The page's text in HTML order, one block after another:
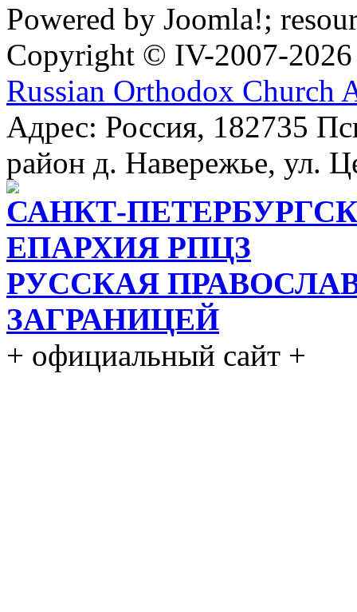
Powered by Joomla!;
Copyright © IV-2007-2026
Russian Orthodox Church
Адрес: Россия, 182735
район д. Навережье, ул.
САНКТ-
ЕПАРХИЯ РПЦЗ
РУССКАЯ
ЗАГРАНИЦЕЙ
+ официальный сайт +